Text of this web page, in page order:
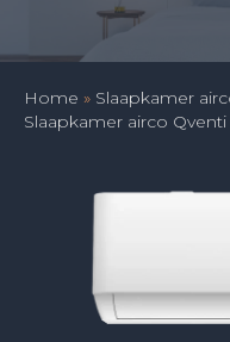
Home » Slaapkamer
Slaapkamer airco Qventi